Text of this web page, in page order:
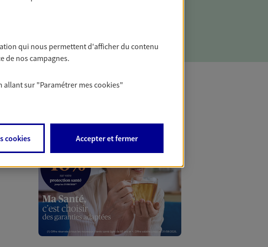
Ma
qui nous permettent d'afficher du contenu
de nos campagnes.
allant sur "Paramétrer mescookies"
cookies Accepter et fermer